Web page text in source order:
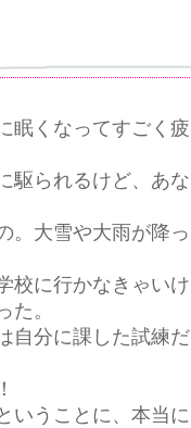
眠くなってすごく疲
駆られるけど、あな
。大雪や大雨が降っ
校に行かなきゃいけ
。
自分に課した試練だ
いうことに、本当に